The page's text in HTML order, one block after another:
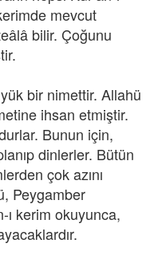
mevcut
bilir. Çoğunu
bir nimettir. Allahü
ihsan etmiştir.
Bunun için,
dinlerler. Bütün
çok azını
Peygamber
ı kerim okuyunca,